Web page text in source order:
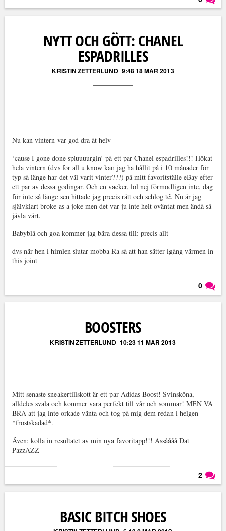
NYTT OCH GÖTT: CHANEL
ESPADRILLES
KRISTIN ZETTERLUND 9:48 18 MAR 2013
Nu kan vintern var god dra åt helv
‘cause I gone done spluuuurgin’ på ett par Chanel espadrilles!!! Hökat
hela vintern (dvs for all u know kan jag ha hållit på i 10 månader för
typ så länge har det väl varit vinter???) på mitt favoritställe eBay efter
ett par av dessa godingar. Och en vacker, lol nej förmodligen inte, dag
för inte så länge sen hittade jag precis rätt och schlog té. Nu är jag
självklart broke as a joke men det var ju inte helt oväntat men ändå så
jävla värt.
Babyblå och goa kommer jag bära dessa till: precis allt
dvs när hen i himlen slutar mobba Ra så att han sätter igång värmen in
this joint
0
BOOSTERS
KRISTIN ZETTERLUND 10:23 11 MAR 2013
Mitt senaste sneakertillskott är ett par Adidas Boost! Svinsköna,
alldeles svala och kommer vara perfekt till vår och sommar! MEN VA
BRA att jag inte orkade vänta och tog på mig dem redan i helgen
*frostskadad*.
Även: kolla in resultatet av min nya favoritapp!!! Assåååå Dat
PazzAZZ
2
BASIC BITCH SHOES